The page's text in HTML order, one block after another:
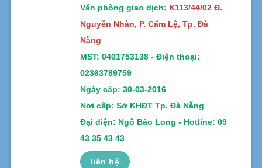
Văn phòng giao dịch: K113/44/02 Đ.
Nguyễn Nhàn, P. Cẩm Lệ, Tp. Đà
Nẵng
MST: 0401753138 - Điện thoại:
02363789759
Ngày câp: 30-03-2016
Nơi cấp: Sở KHĐT Tp. Đà Nẵng
Đại diện: Ngô Bảo Long - Hotline: 09
43 35 43 43
liên hệ